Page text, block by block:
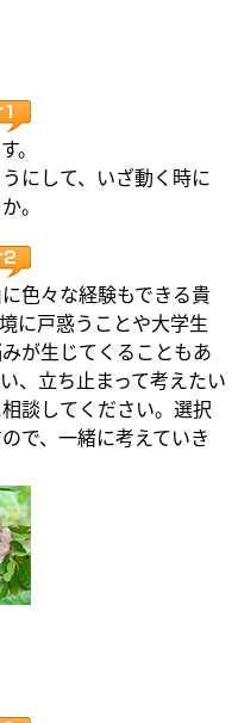
。
にして、いざ動く時に
。
色々な経験もできる貴
に戸惑うことや大学生
が生じてくることもあ
、立ち止まって考えたい
談してください。選択
で、一緒に考えていき